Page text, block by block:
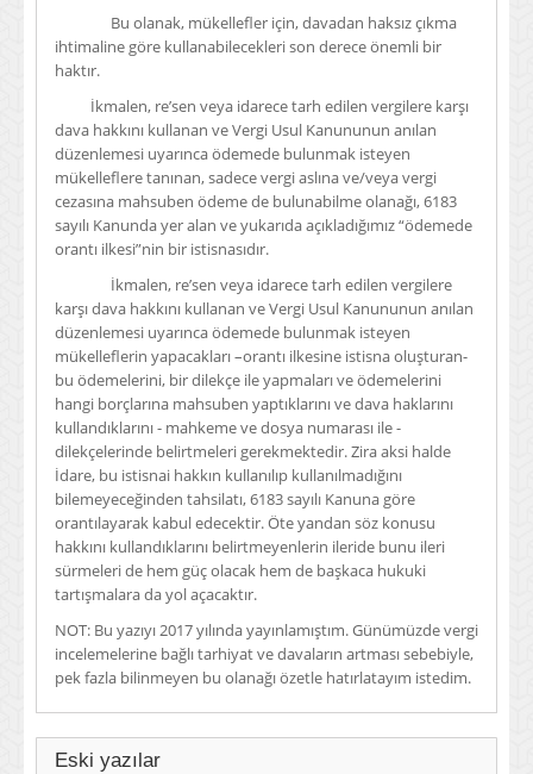
Bu olanak, mükellefler için, davadan haksız çıkma
ihtimaline göre kullanabilecekleri son derece önemli bir
haktır.
İkmalen, re’sen veya idarece tarh edilen vergilere karşı
dava hakkını kullanan ve Vergi Usul Kanununun anılan
düzenlemesi uyarınca ödemede bulunmak isteyen
mükelleflere tanınan, sadece vergi aslına ve/veya vergi
cezasına mahsuben ödeme de bulunabilme olanağı, 6183
sayılı Kanunda yer alan ve yukarıda açıkladığımız “ödemede
orantı ilkesi”nin bir istisnasıdır.
İkmalen, re’sen veya idarece tarh edilen vergilere
karşı dava hakkını kullanan ve Vergi Usul Kanununun anılan
düzenlemesi uyarınca ödemede bulunmak isteyen
mükelleflerin yapacakları –orantı ilkesine istisna oluşturan-
bu ödemelerini, bir dilekçe ile yapmaları ve ödemelerini
hangi borçlarına mahsuben yaptıklarını ve dava haklarını
kullandıklarını - mahkeme ve dosya numarası ile -
dilekçelerinde belirtmeleri gerekmektedir. Zira aksi halde
İdare, bu istisnai hakkın kullanılıp kullanılmadığını
bilemeyeceğinden tahsilatı, 6183 sayılı Kanuna göre
orantılayarak kabul edecektir. Öte yandan söz konusu
hakkını kullandıklarını belirtmeyenlerin ileride bunu ileri
sürmeleri de hem güç olacak hem de başkaca hukuki
tartışmalara da yol açacaktır.
NOT: Bu yazıyı 2017 yılında yayınlamıştım. Günümüzde vergi
incelemelerine bağlı tarhiyat ve davaların artması sebebiyle,
pek fazla bilinmeyen bu olanağı özetle hatırlatayım istedim.
Eski yazılar